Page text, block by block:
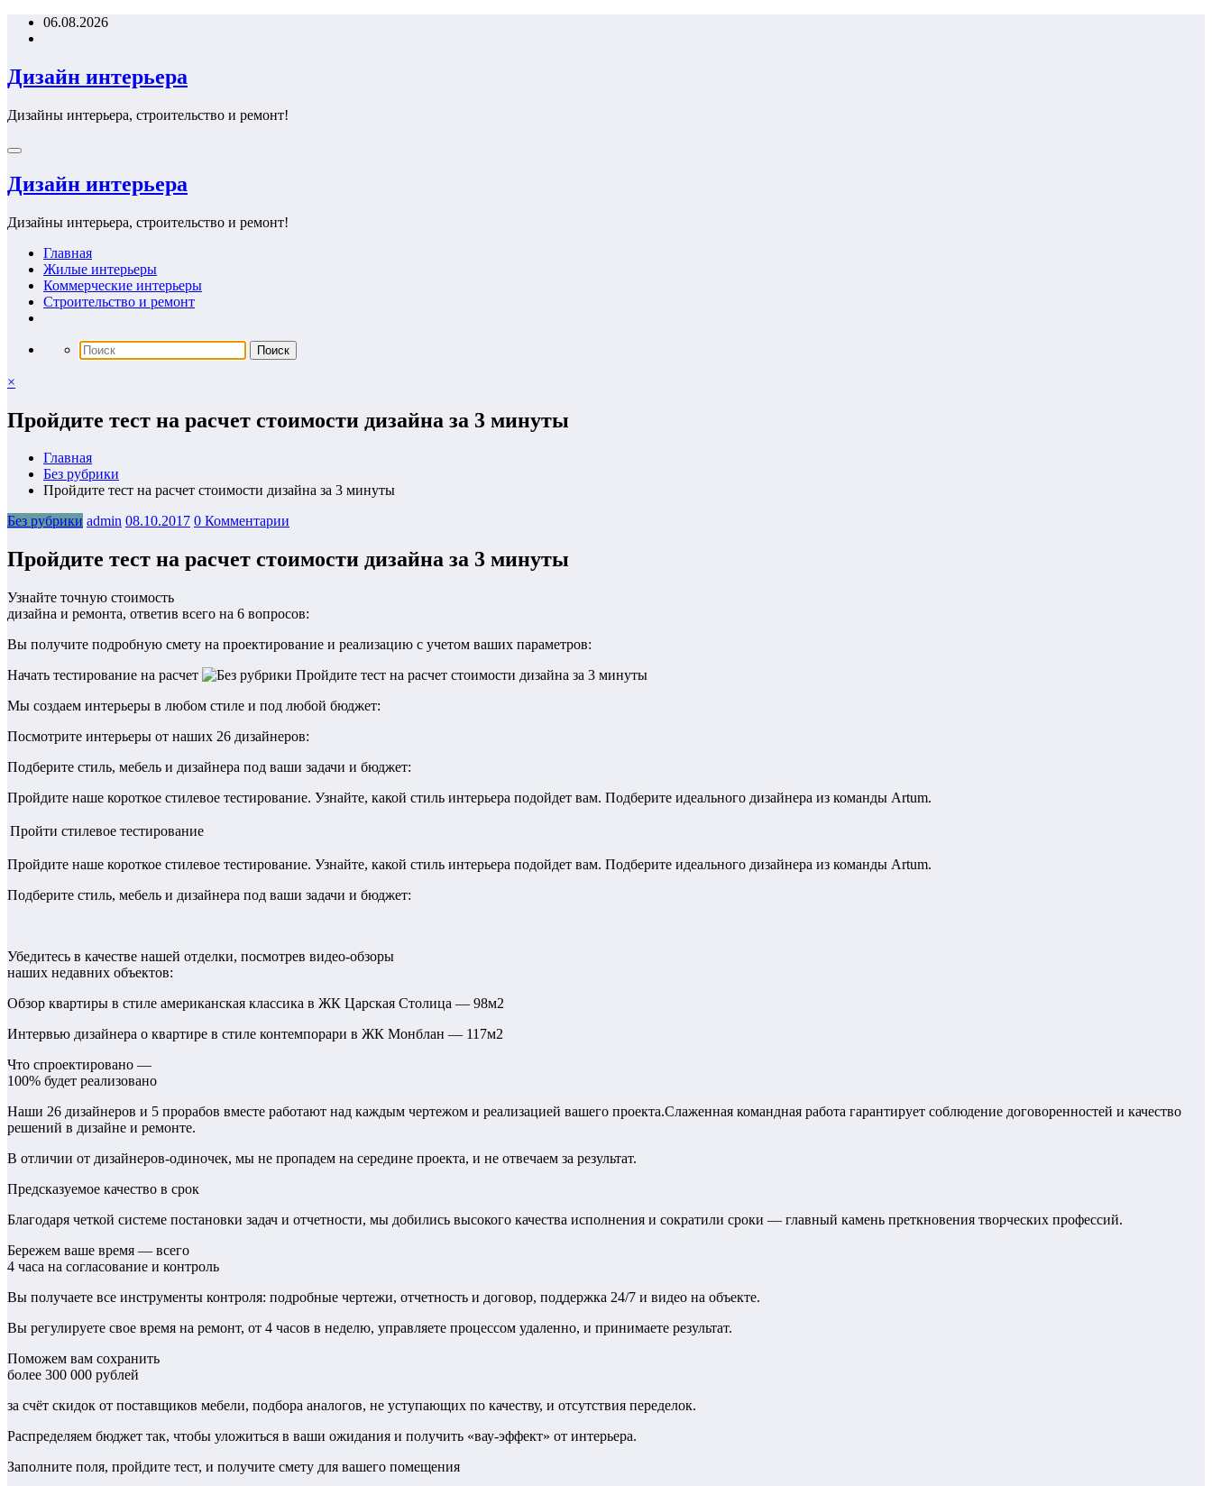
Перейти06.08.2026
Дизайн интерьера
Дизайны интерьера, строительство и ремонт!
Дизайн интерьера
Дизайны интерьера, строительство и ремонт!
Главная
Жилые интерьеры
Коммерческие интерьеры
Строительство и ремонт
×
Пройдите тест на расчет стоимости дизайна за 3 минуты
Главная
Без рубрики
Пройдите тест на расчет стоимости дизайна за 3 минуты
Без рубрики admin 08.10.2017 0 Комментарии
Пройдите тест на расчет стоимости дизайна за 3 минуты
Узнайте точную стоимость
дизайна и ремонта, ответив всего на 6 вопросов:
Вы получите подробную смету на проектирование и реализацию с учетом ваших параметров:
Начать тестирование на расчет
Мы создаем интерьеры в любом стиле и под любой бюджет:
Посмотрите интерьеры от наших 26 дизайнеров:
Подберите стиль, мебель и дизайнера под ваши задачи и бюджет:
Пройдите наше короткое стилевое тестирование. Узнайте, какой стиль интерьера подойдет вам. Подберите идеального дизайнера из команды Artum.
Пройти стилевое тестирование
Пройдите наше короткое стилевое тестирование. Узнайте, какой стиль интерьера подойдет вам. Подберите идеального дизайнера из команды Artum.
Подберите стиль, мебель и дизайнера под ваши задачи и бюджет:
Убедитесь в качестве нашей отделки, посмотрев видео-обзоры
наших недавних объектов:
Обзор квартиры в стиле американская классика в ЖК Царская Столица — 98м2
Интервью дизайнера о квартире в стиле контемпорари в ЖК Монблан — 117м2
Что спроектировано —
100% будет реализовано
Наши 26 дизайнеров и 5 прорабов вместе работают над каждым чертежом и реализацией вашего проекта.Слаженная командная работа гарантирует соблюдение договоренностей и качество
решений в дизайне и ремонте.
В отличии от дизайнеров-одиночек, мы не пропадем на середине проекта, и не отвечаем за результат.
Предсказуемое качество в срок
Благодаря четкой системе постановки задач и отчетности, мы добились высокого качества исполнения и сократили сроки — главный камень преткновения творческих профессий.
Бережем ваше время — всего
4 часа на согласование и контроль
Вы получаете все инструменты контроля: подробные чертежи, отчетность и договор, поддержка 24/7 и видео на объекте.
Вы регулируете свое время на ремонт, от 4 часов в неделю, управляете процессом удаленно, и принимаете результат.
Поможем вам сохранить
более 300 000 рублей
за счёт скидок от поставщиков мебели, подбора аналогов, не уступающих по качеству, и отсутствия переделок.
Распределяем бюджет так, чтобы уложиться в ваши ожидания и получить «вау-эффект» от интерьера.
Заполните поля, пройдите тест, и получите смету для вашего помещения